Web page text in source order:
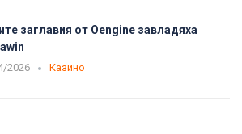
заглавия от Oengine завладяха
2026 Казино